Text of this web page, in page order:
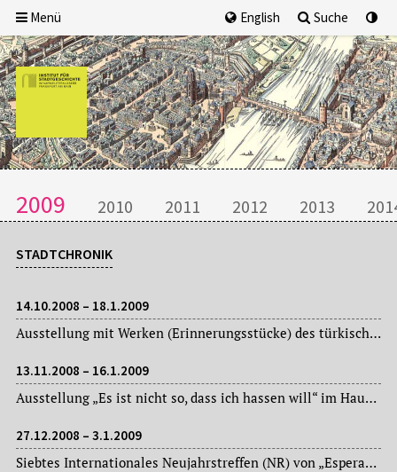
Menü English Suche
2009 2010 2011 2012 2013
STADTCHRONIK
14.10.2008 – 18.1.2009
Ausstellung mit Werken (Erinnerungsstücke) des türkischen Schriftstellers, Literaturnobelpreisträgers und Friedenspreisträgers des Deutschen Buchhandels Orhan Pamuk in der Kunsthalle Schirn.
13.11.2008 – 16.1.2009
Ausstellung „Es ist nicht so, dass ich hassen will“ im Haus am Dom – mit Bildern junger Straftäter.
27.12.2008 – 3.1.2009
Siebtes Internationales Neujahrstreffen (NR) von „EsperantoLand“ in der Jugendherberge am Deutschherrnufer.